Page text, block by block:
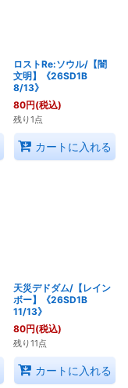
ロストRe:ソウル/【闇
文明】《26SD1B
8/13》
80円(税込)
残り1点
カートに入れる
天災デドダム/【レイン
ボー】《26SD1B
11/13》
80円(税込)
残り11点
カートに入れる